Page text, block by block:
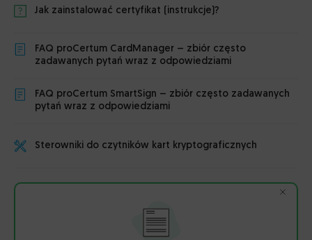
Jak zainstalować certyfikat (instrukcje)?
FAQ proCertum CardManager – zbiór często
zadawanych pytań wraz z odpowiedziami
FAQ proCertum SmartSign – zbiór często zadawanych
pytań wraz z odpowiedziami
Sterowniki do czytników kart kryptograficznych